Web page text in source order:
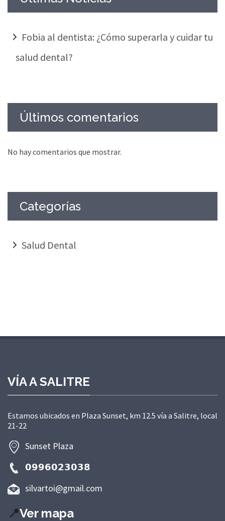
Fobia al dentista: ¿Cómo superarla y cuidar tu
salud dental?
Últimos comentarios
No hay comentarios que mostrar.
Categorías
Salud Dental
VÍA A SALITRE
Estamos ubicados en Plaza Sunset, km 12.5 vía a Salitre, local
21-22
Sunset Plaza
𝟬𝟵𝟵𝟲𝟬𝟮𝟯𝟬𝟯𝟴
silvartoi@gmail.com
📍Ver mapa